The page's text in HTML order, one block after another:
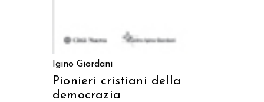
Igino Giordani
Pionieri cristiani della
democrazia